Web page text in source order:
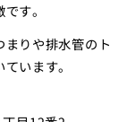
す。
りや排水管のト
います。